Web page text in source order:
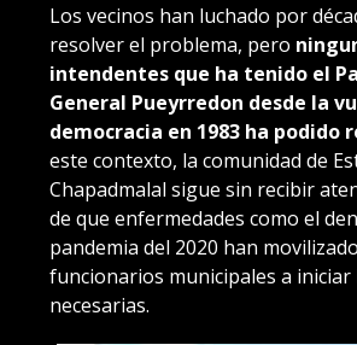
Los vecinos han luchado por
resolver el problema, pero
intendentes que ha tenido el
General Pueyrredon desde la
democracia en 1983 ha podido
este contexto, la comunidad de
Chapadmalal sigue sin recibir
de que enfermedades como el
pandemia del 2020 han
funcionarios municipales a iniciar
necesarias.